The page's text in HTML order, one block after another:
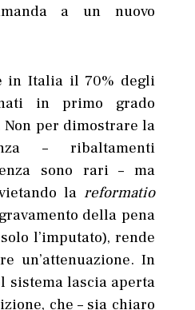
a un nuovo
in Italia il 70% degli
in primo grado
per dimostrare la
– ribaltamenti
sono rari – ma
la reformatio
della pena
l’imputato), rende
un’attenuazione. In
sistema lascia aperta
che – sia chiaro